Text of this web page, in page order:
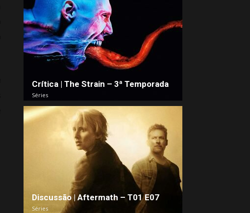
Crítica | The Strain – 3ª Temporada
Séries
Discussão | Aftermath – T01 E07
Séries